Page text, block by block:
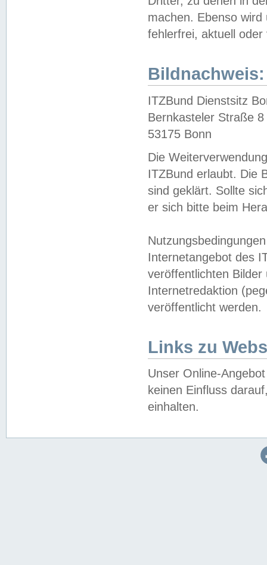
machen. Ebenso
fehlerfrei, aktuell oder
Bildnachweis:
ITZBund Dienstsitz
Bernkasteler Straße 8
53175 Bonn
Die
ITZBund erlaubt. Die
sind geklärt. Sollte
er sich bitte beim
Internetangebot des
veröffentlichten
Internetredaktion
veröffentlicht werden.
Links zu
Unser Online-
keinen Einfluss
einhalten.